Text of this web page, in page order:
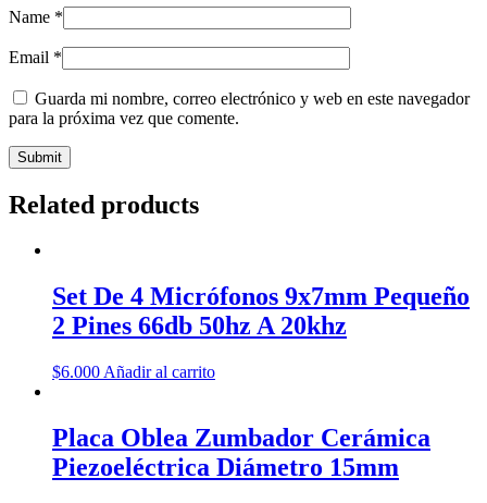
Name *
Email *
Guarda mi nombre, correo electrónico y web en este navegador
para la próxima vez que comente.
Related products
Set De 4 Micrófonos 9x7mm Pequeño
2 Pines 66db 50hz A 20khz
$6.000 Añadir al carrito
Placa Oblea Zumbador Cerámica
Piezoeléctrica Diámetro 15mm